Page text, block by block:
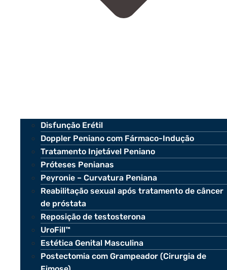
Disfunção Erétil
Doppler Peniano com Fármaco-Indução
Tratamento Injetável Peniano
Próteses Penianas
Peyronie – Curvatura Peniana
Reabilitação sexual após tratamento de câncer
de próstata
Reposição de testosterona
UroFill™
Estética Genital Masculina
Postectomia com Grampeador (Cirurgia de